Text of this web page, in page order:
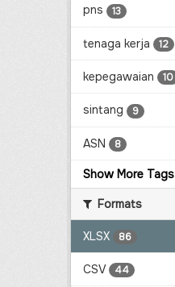
pns 13
tenaga kerja 12
kepegawaian 10
sintang 9
ASN 8
Show More Tags
Formats
XLSX 86
CSV 44